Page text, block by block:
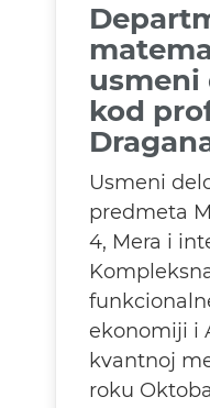
usmeni
kod
Usmeni
predmeta
4, Mera i
ekonomiji i
kvantnoj
roku